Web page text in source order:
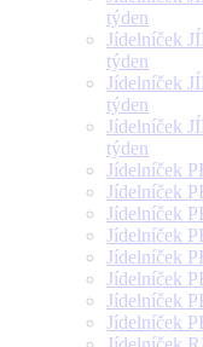
týden
Jídelníček
týden
Jídelníček
týden
Jídelníček
týden
Jídelníček
Jídelníček
Jídelníček
Jídelníček
Jídelníček
Jídelníček
Jídelníček
Jídelníček